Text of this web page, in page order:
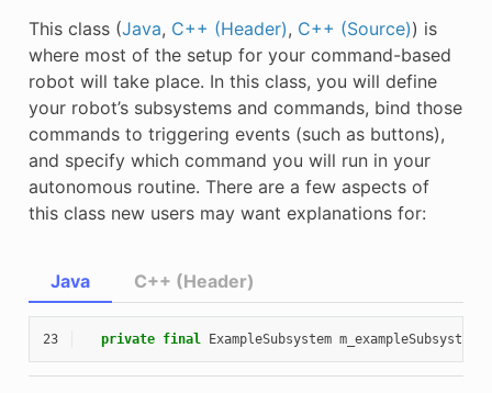
This class (Java, C++ (Header), C++ (Source)) is
where most of the setup for your command-based
robot will take place. In this class, you will define
your robot’s subsystems and commands, bind those
commands to triggering events (such as buttons),
and specify which command you will run in your
autonomous routine. There are a few aspects of
this class new users may want explanations for:
Java
23 private final ExampleSubsystem m_exampleSubsystem
C++ (Header)